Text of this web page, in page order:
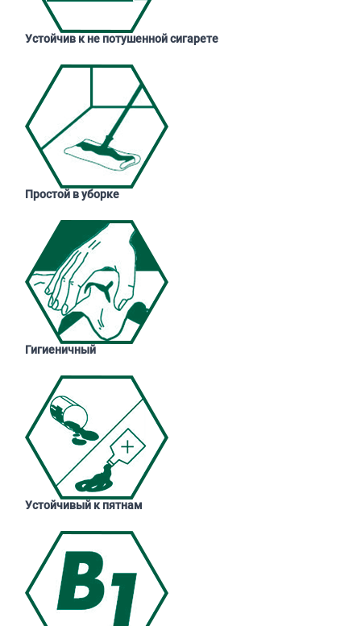
Устойчив к не потушенной сигарете
Простой в уборке
Гигиеничный
Устойчивый к пятнам